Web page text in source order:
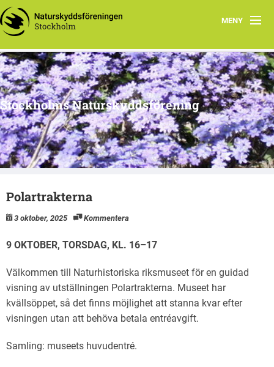
MENY
Hem
Arbetsgrupper
Media
Material
Naturnyttan
Stockholms Naturskyddsförening
Polartrakterna
3 oktober, 2025 Kommentera
9 OKTOBER, TORSDAG, KL. 16–17
Välkommen till Naturhistoriska riksmuseet för en guidad
visning av utställningen Polartrakterna. Museet har
kvällsöppet, så det finns möjlighet att stanna kvar efter
visningen utan att behöva betala entréavgift.
Samling: museets huvudentré.